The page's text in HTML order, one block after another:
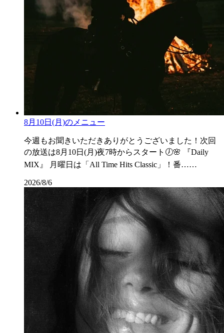
8月10日(月)のメニュー
今週もお聞きいただきありがとうございました！次回
の放送は8月10日(月)夜7時からスタート🕖🌸 『Daily
MIX』 月曜日は「All Time Hits Classic」！番……
2026/8/6